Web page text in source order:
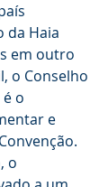
da Haia
em outro
o Conselho
é o
e
o